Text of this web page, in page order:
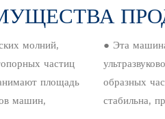
молний,
частиц
площадь
машин,
● Эта
образных
стабильна,